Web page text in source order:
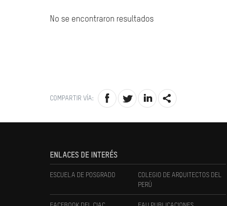
No se encontraron resultados
COMPARTIR VÍA:
ENLACES DE INTERÉS
ESCUELA DE POSGRADO
COLEGIO DE ARQUITECTOS DEL
PERÚ